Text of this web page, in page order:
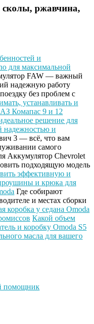
сколы, ржавчина,
и
для максимальной
FAW — важный
надежную работу
без проблем с
устанавливать и
Комапас 9 и 12
решение для
надежностью и
3 — всё, что вам
самого
Аккумулятор Chevrolet
подходящую модель
эффективную и
и крюка для
Где собирают
и местах сборки
коробка у седана Omoda
Какой объем
и коробку Omoda S5
масла для вашего
помощник